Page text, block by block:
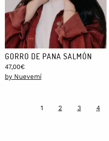
GORRO DE PANA SALMÓN
47,00€
by Nuevemí
1 2 3 4